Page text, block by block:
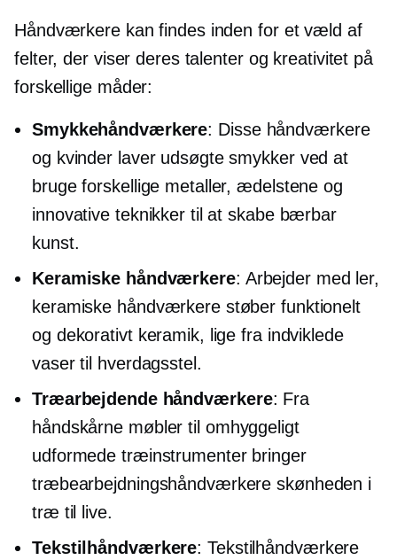
Håndværkere kan findes inden for et væld af
felter, der viser deres talenter og kreativitet på
forskellige måder:
Smykkehåndværkere: Disse håndværkere
og kvinder laver udsøgte smykker ved at
bruge forskellige metaller, ædelstene og
innovative teknikker til at skabe bærbar
kunst.
Keramiske håndværkere: Arbejder med ler,
keramiske håndværkere støber funktionelt
og dekorativt keramik, lige fra indviklede
vaser til hverdagsstel.
Træarbejdende håndværkere: Fra
håndskårne møbler til omhyggeligt
udformede træinstrumenter bringer
træbearbejdningshåndværkere skønheden i
træ til live.
Tekstilhåndværkere: Tekstilhåndværkere